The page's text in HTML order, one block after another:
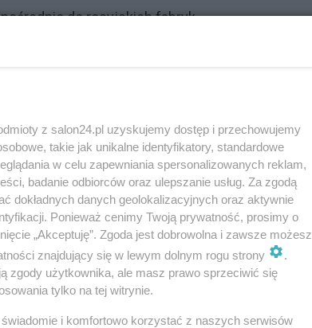
do rosyjskich fabryk
o moralność takich
miasta. Zachód powinien
– proch” oraz wspólny
z salon24.pl uzyskujemy dostęp i przechowujemy
takie jak unikalne identyfikatory, standardowe
w celu zapewniania spersonalizowanych reklam,
badanie odbiorców oraz ulepszanie usług. Za zgodą
dokładnych danych geolokalizacyjnych oraz aktywnie
Ponieważ cenimy Twoją prywatność, prosimy o
„Akceptuję”. Zgoda jest dobrowolna i zawsze możesz
znajdujący się w lewym dolnym rogu strony
.
zgody użytkownika, ale masz prawo sprzeciwić się
tylko na tej witrynie.
i komfortowo korzystać z naszych serwisów